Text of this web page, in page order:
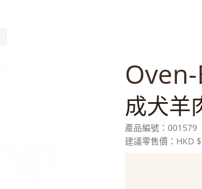
成犬羊
產品編號： 001579
建議零售價：HKD